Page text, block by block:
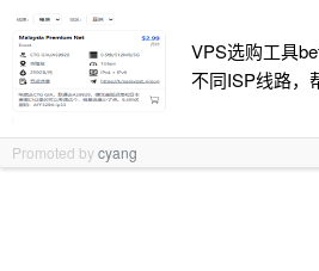
VPS选购工具
不同ISP线路，
Promoted bycyang